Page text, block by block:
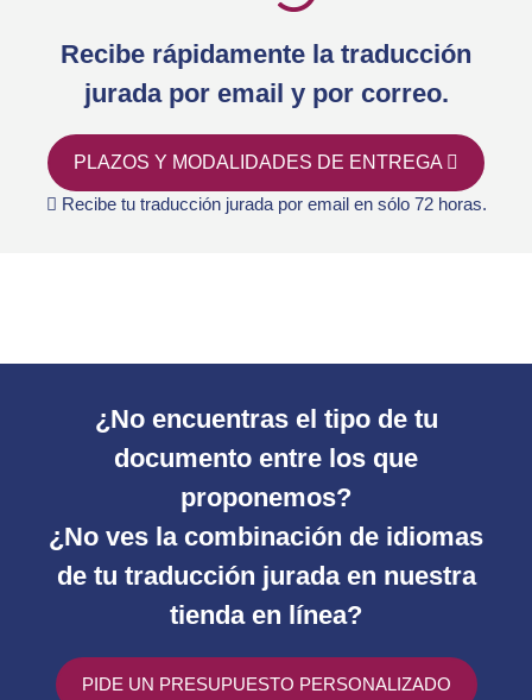
Recibe rápidamente la traducción
jurada por email y por correo.
PLAZOS Y MODALIDADES DE ENTREGA
Recibe tu traducción jurada por email en sólo 72 horas.
¿No encuentras el tipo de tu
documento entre los que
proponemos?
¿No ves la combinación de idiomas
de tu traducción jurada en nuestra
tienda en línea?
PIDE UN PRESUPUESTO PERSONALIZADO